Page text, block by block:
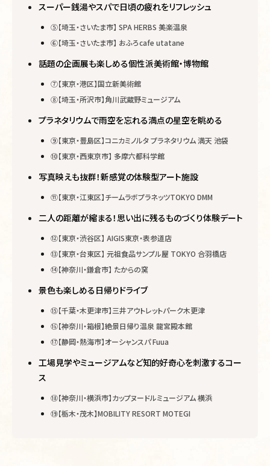
スーパー銭湯やスパで日頃の疲れをリフレッシュ
⑤【埼玉・さいたま市】 SPA HERBS 美楽温泉
⑥【埼玉・さいたま市】 おふろcafe utatane
話題の企画展も楽しめる個性派美術館・博物館
⑦【東京・港区】国立新美術館
⑧【埼玉・所沢市】角川武蔵野ミュージアム
プラネタリウムで雨空を忘れる満点の星空を眺める
⑨【東京・豊島区】コニカミノルタ プラネタリウム 満天 池袋
⑩【東京・西東京市】 多摩六都科学館
写真映えも抜群！新感覚の体験型アート施設
⑪【東京・江東区】チームラボプラネッツTOKYO DMM
二人の距離が縮まる！思い出に残るものづくり体験デート
⑫【東京・渋谷区】 AIGIS東京・表参道店
⑬【東京・台東区】 元祖食品サンプル屋 TOKYO 合羽橋店
⑭【神奈川・鎌倉市】 たからの窯
景色も楽しめる日帰りドライブ
⑮【千葉・木更津市】三井アウトレットパーク木更津
⑯【神奈川・箱根】絶景日帰り温泉 龍宮殿本館
⑰【静岡・熱海市】オーシャンスパ Fuua
工場見学やミュージアムなど知的好奇心を刺激するコー
ス
⑱【神奈川・横浜市】カップヌードルミュージアム 横浜
⑲【栃木・茂木】MOBILITY RESORT MOTEGI